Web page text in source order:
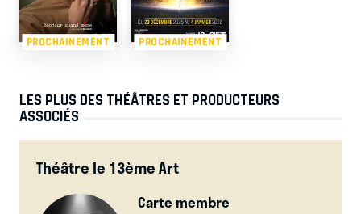
PROCHAINEMENT PROCHAINEMENT
LES PLUS DES THÉÂTRES ET PRODUCTEURS
ASSOCIÉS
Théâtre le 13ème Art
Carte membre